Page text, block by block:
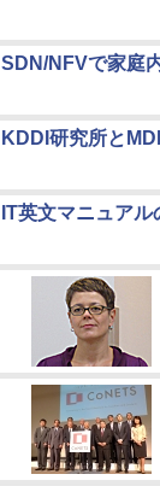
SDN/NFVで家庭
KDDI研究所と
IT英文マニュア